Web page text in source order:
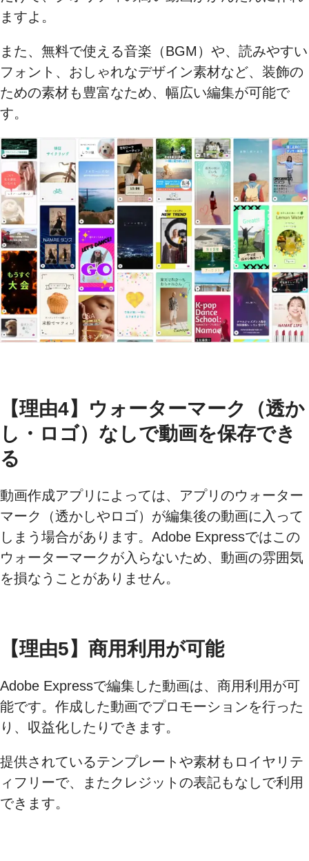
ますよ。
また、無料で使える音楽（BGM）や、読みやすい
フォント、おしゃれなデザイン素材など、装飾の
ための素材も豊富なため、幅広い編集が可能で
す。
【理由4】ウォーターマーク（透か
し・ロゴ）なしで動画を保存でき
る
動画作成アプリによっては、アプリのウォーター
マーク（透かしやロゴ）が編集後の動画に入って
しまう場合があります。Adobe Expressではこの
ウォーターマークが入らないため、動画の雰囲気
を損なうことがありません。
【理由5】商用利用が可能
Adobe Expressで編集した動画は、商用利用が可
能です。作成した動画でプロモーションを行った
り、収益化したりできます。
提供されているテンプレートや素材もロイヤリテ
ィフリーで、またクレジットの表記もなしで利用
できます。